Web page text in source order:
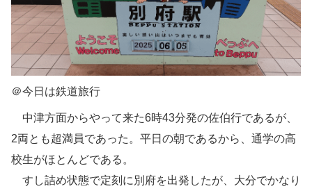
＠今日は鉄道旅行
中津方面からやって来た6時43分発の佐伯行であるが、
2両とも超満員であった。平日の朝であるから、通学の高
校生がほとんどである。
すし詰め状態で定刻に別府を出発したが、大分でかなり